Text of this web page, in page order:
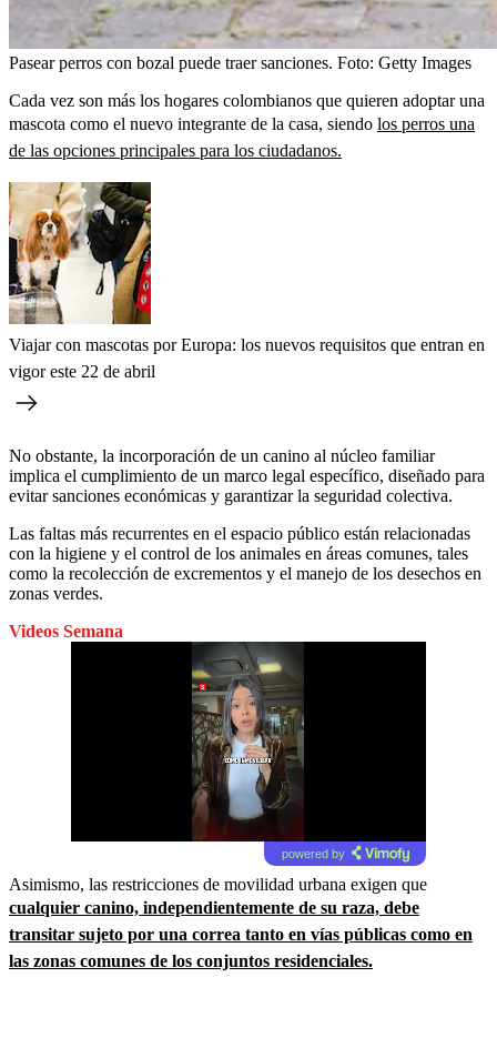
Pasear perros con bozal puede traer sanciones. Foto: Getty Images
Cada vez son más los hogares colombianos que quieren adoptar una
mascota como el nuevo integrante de la casa, siendo los perros una
de las opciones principales para los ciudadanos.
Viajar con mascotas por Europa: los nuevos requisitos que entran en
vigor este 22 de abril
No obstante, la incorporación de un canino al núcleo familiar
implica el cumplimiento de un marco legal específico, diseñado para
evitar sanciones económicas y garantizar la seguridad colectiva.
Las faltas más recurrentes en el espacio público están relacionadas
con la higiene y el control de los animales en áreas comunes, tales
como la recolección de excrementos y el manejo de los desechos en
zonas verdes.
Videos Semana
powered by
Asimismo, las restricciones de movilidad urbana exigen que
cualquier canino, independientemente de su raza, debe
transitar sujeto por una correa tanto en vías públicas como en
las zonas comunes de los conjuntos residenciales.